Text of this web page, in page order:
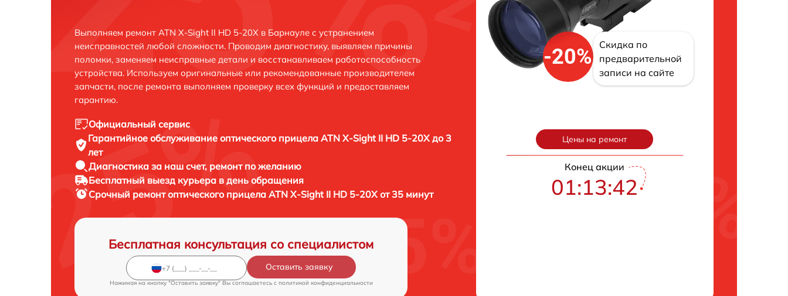
Выполняем ремонт ATN X-Sight II HD 5-20X в Барнауле с устранением
неисправностей любой сложности. Проводим диагностику, выявляем причины
поломки, заменяем неисправные детали и восстанавливаем работоспособность
устройства. Используем оригинальные или рекомендованные производителем
запчасти, после ремонта выполняем проверку всех функций и предоставляем
гарантию.
Официальный сервис
Гарантийное обслуживаниеоптического прицела ATN X-Sight II HD 5-20X до 3
лет
Диагностика за наш счет, ремонт по желанию
Бесплатный выезд курьера в день обращения
Срочный ремонтоптического прицела ATN X-Sight II HD 5-20X от 35 минут
Бесплатная консультация со специалистом
Оставить заявку
Нажимая на кнопку "Оставить заявку" Вы соглашаетесь c политикой конфиденциальности
-20%
Скидка по
предварительной
записи на сайте
Цены на ремонт
Конец акции
01:13:41